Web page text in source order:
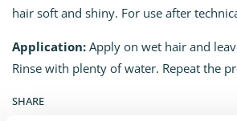
hair soft and shiny. For use after
Application: Apply on wet hair and
Rinse with plenty of water. Repeat the
SHARE